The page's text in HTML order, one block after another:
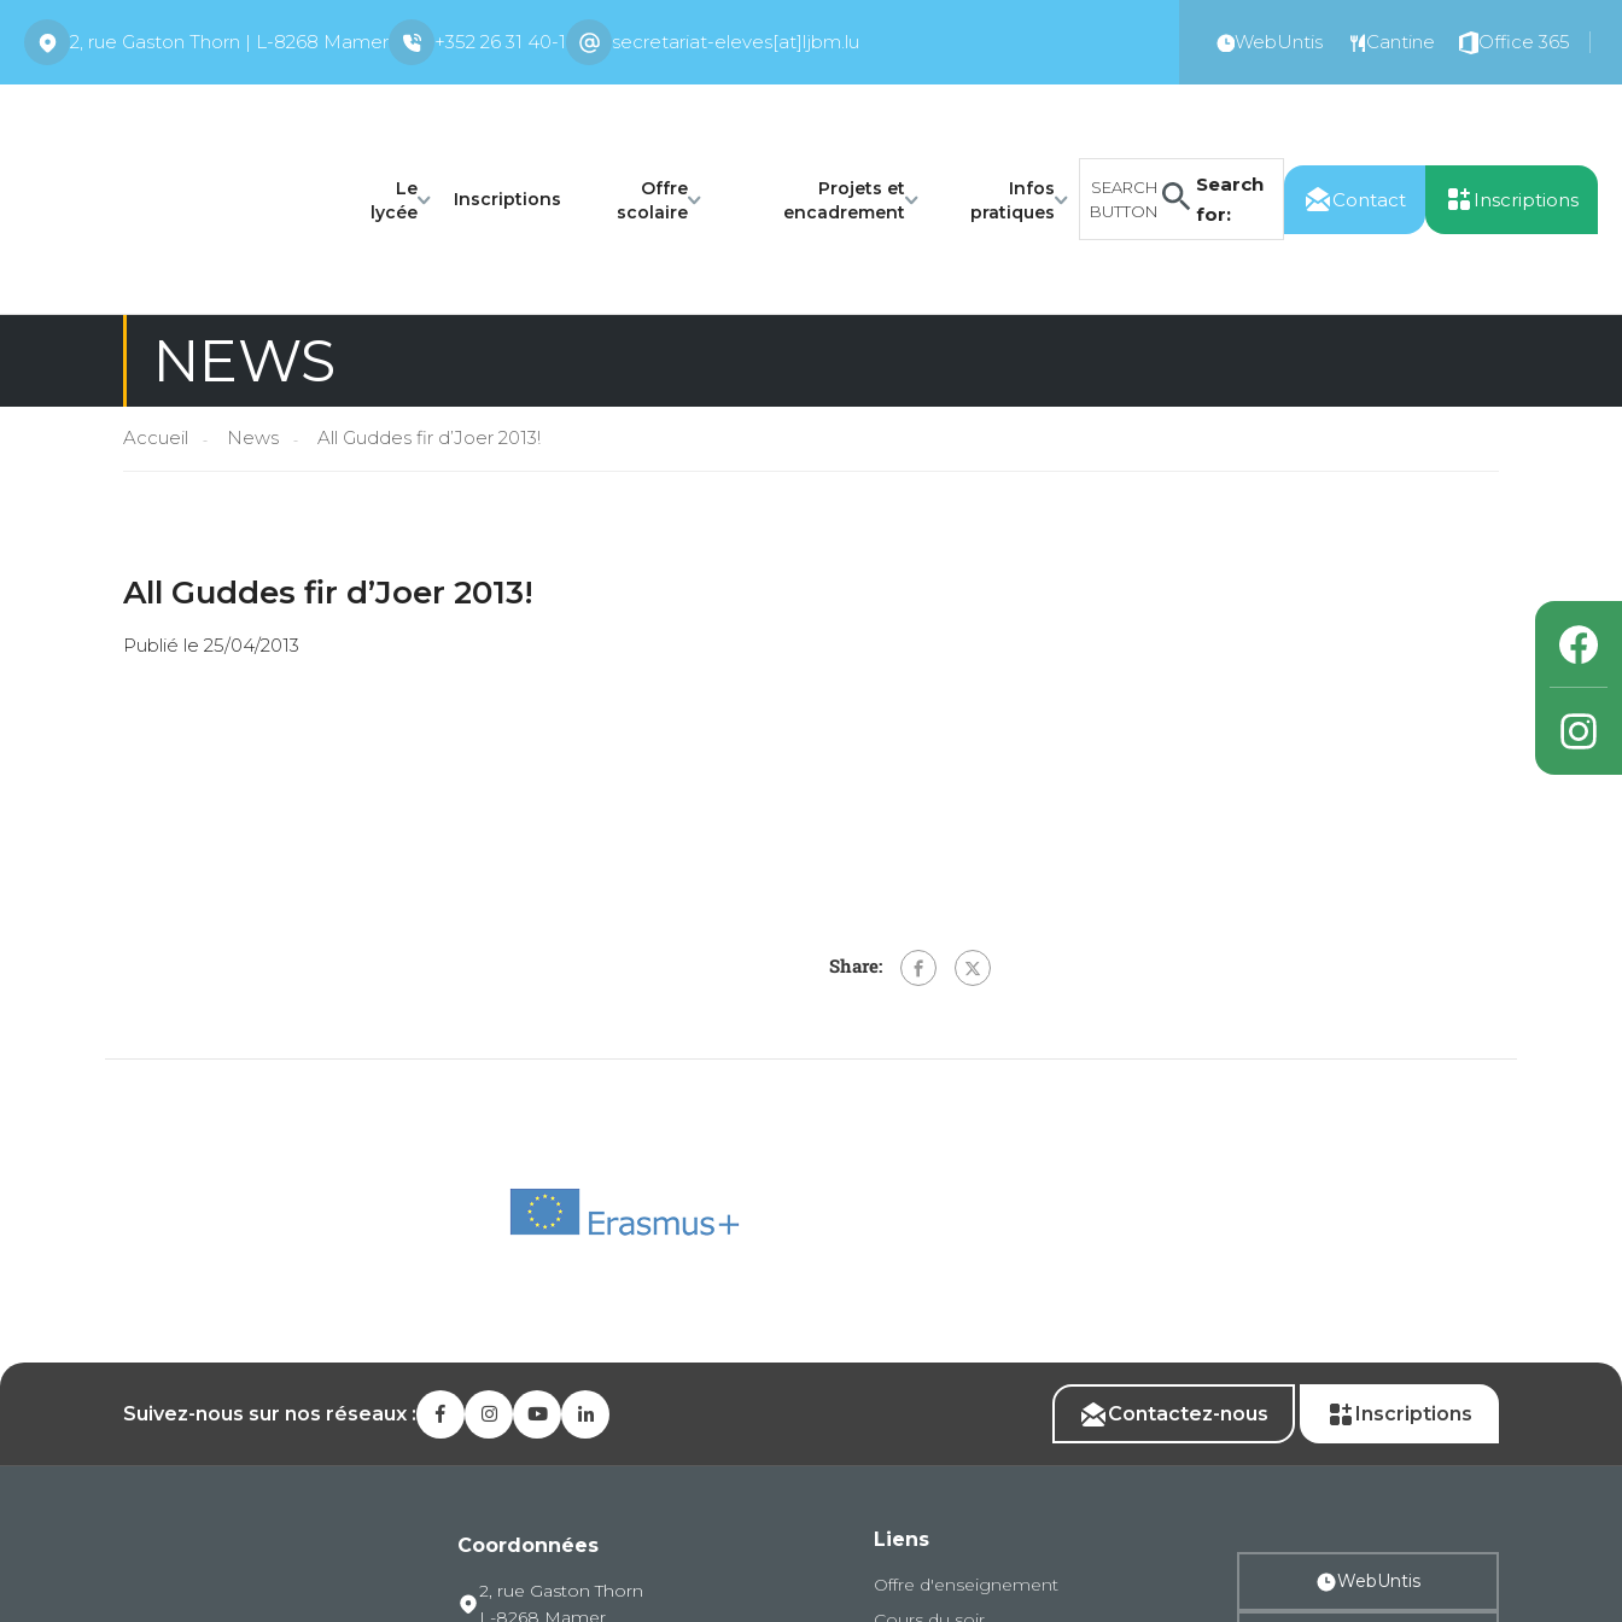
2, rue Gaston Thorn | L-8268 Mamer +352 26 31 40-1 secretariat-eleves[at]ljbm.lu WebUntis Cantine Office 365
Le
lycée
Inscriptions
Offre
scolaire
Projets et
encadrement
Infos
pratiques
Search
for:
SEARCH
BUTTON
Contact Inscriptions
NEWS
Accueil News All Guddes fir d’Joer 2013!
All Guddes fir d’Joer 2013!
Publié le 25/04/2013
Share:
Suivez-nous sur nos réseaux : Contactez-nous Inscriptions
Coordonnées
2, rue Gaston Thorn
L-8268 Mamer
Liens
Offre d'enseignement
WebUntis